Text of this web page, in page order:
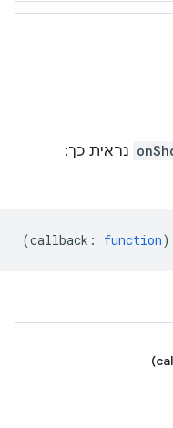
נראית כך:
(callback : function)